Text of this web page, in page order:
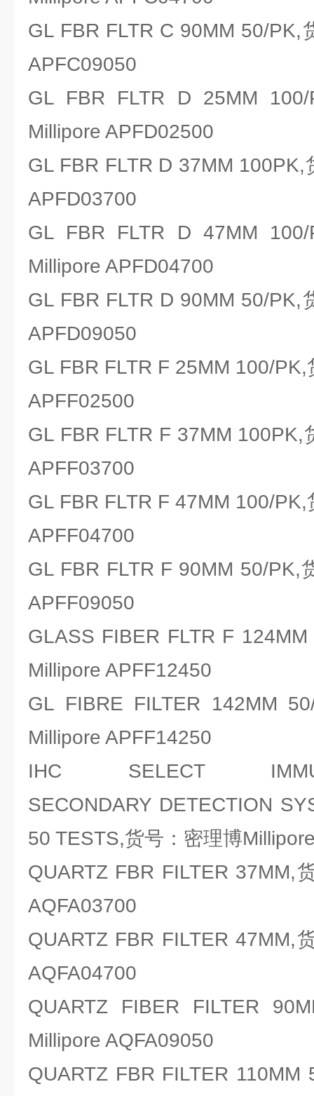
GL FBR FLTR C 90MM 50/PK,
APFC09050
GL FBR FLTR D 25MM
Millipore APFD02500
GL FBR FLTR D 37MM 100PK,
APFD03700
GL FBR FLTR D 47MM
Millipore APFD04700
GL FBR FLTR D 90MM 50/PK,
APFD09050
GL FBR FLTR F 25MM 100/
APFF02500
GL FBR FLTR F 37MM 100PK,
APFF03700
GL FBR FLTR F 47MM 100/
APFF04700
GL FBR FLTR F 90MM 50/PK,
APFF09050
GLASS FIBER FLTR F
Millipore APFF12450
GL FIBRE FILTER 142MM
Millipore APFF14250
IHC SELECT
SECONDARY DETECTION
50 TESTS,货号：密理博
QUARTZ FBR FILTER 37MM,
AQFA03700
QUARTZ FBR FILTER 47MM,
AQFA04700
QUARTZ FIBER FILTER
Millipore AQFA09050
QUARTZ FBR FILTER